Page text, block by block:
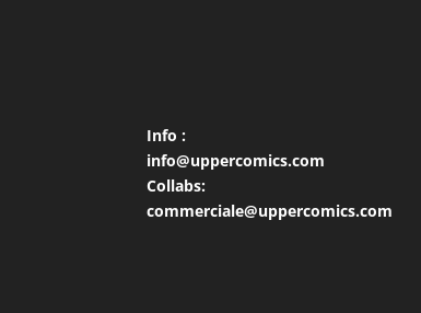
Info :
info@uppercomics.com
Collabs:
commerciale@uppercomics.com